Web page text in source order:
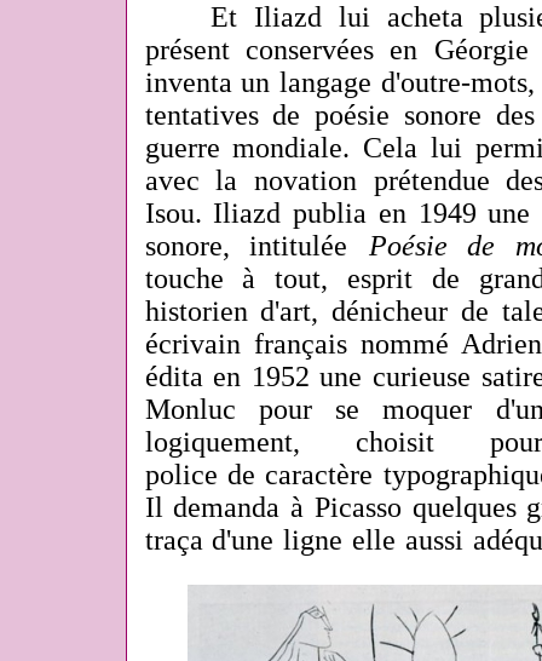
Et Iliazd lui acheta
présent conservées en
inventa un langage d'outre-
tentatives de poésie sonore
guerre mondiale. Cela lui
avec la novation prétendue
Isou. Iliazd publia en 1949 une
sonore, intitulée Poésie de
touche à tout, esprit de
historien d'art, dénicheur de
écrivain français nommé
édita en 1952 une curieuse
Monluc pour se moquer
logiquement, choisit
police de caractère
Il demanda à Picasso quelques
traça d'une ligne elle aussi